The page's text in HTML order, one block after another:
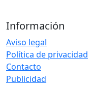
Información
Aviso legal
Política de privacidad
Contacto
Publicidad